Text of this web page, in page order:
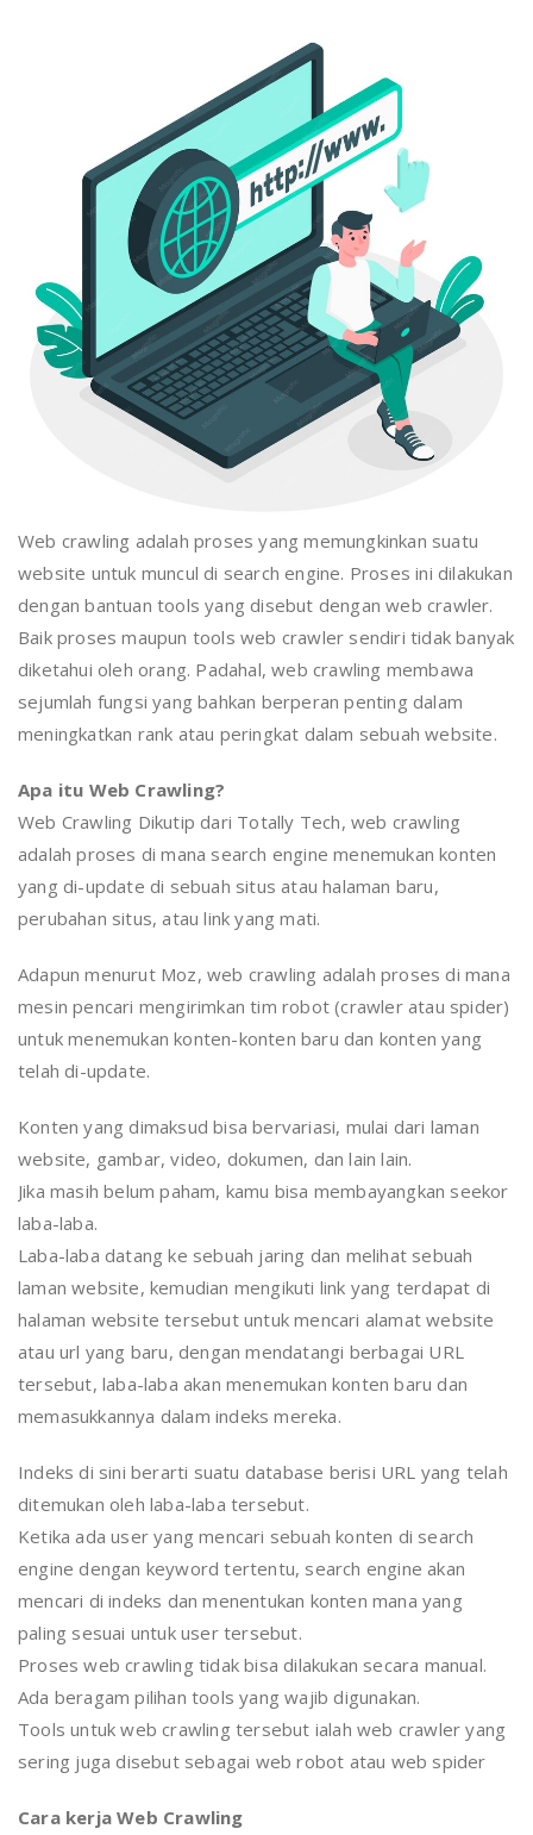
Web crawling adalah proses yang memungkinkan suatu
website untuk muncul di search engine. Proses ini dilakukan
dengan bantuan tools yang disebut dengan web crawler.
Baik proses maupun tools web crawler sendiri tidak banyak
diketahui oleh orang. Padahal, web crawling membawa
sejumlah fungsi yang bahkan berperan penting dalam
meningkatkan rank atau peringkat dalam sebuah website.
Apa itu Web Crawling?
Web Crawling Dikutip dari Totally Tech, web crawling
adalah proses di mana search engine menemukan konten
yang di-update di sebuah situs atau halaman baru,
perubahan situs, atau link yang mati.
Adapun menurut Moz, web crawling adalah proses di mana
mesin pencari mengirimkan tim robot (crawler atau spider)
untuk menemukan konten-konten baru dan konten yang
telah di-update.
Konten yang dimaksud bisa bervariasi, mulai dari laman
website, gambar, video, dokumen, dan lain lain.
Jika masih belum paham, kamu bisa membayangkan seekor
laba-laba.
Laba-laba datang ke sebuah jaring dan melihat sebuah
laman website, kemudian mengikuti link yang terdapat di
halaman website tersebut untuk mencari alamat website
atau url yang baru, dengan mendatangi berbagai URL
tersebut, laba-laba akan menemukan konten baru dan
memasukkannya dalam indeks mereka.
Indeks di sini berarti suatu database berisi URL yang telah
ditemukan oleh laba-laba tersebut.
Ketika ada user yang mencari sebuah konten di search
engine dengan keyword tertentu, search engine akan
mencari di indeks dan menentukan konten mana yang
paling sesuai untuk user tersebut.
Proses web crawling tidak bisa dilakukan secara manual.
Ada beragam pilihan tools yang wajib digunakan.
Tools untuk web crawling tersebut ialah web crawler yang
sering juga disebut sebagai web robot atau web spider
Cara kerja Web Crawling